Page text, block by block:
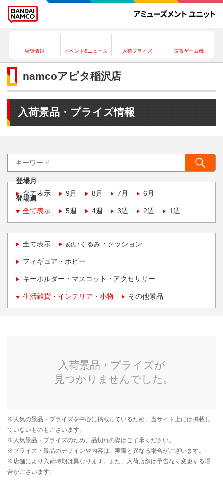
店舗情報 イベント&ニュース 入荷プライズ 設置ゲーム機
namcoアピタ稲沢店
入荷景品・プライズ情報
登場月
全て表示
9月 8月 7月 6月
登場週
全て表示
5週 4週 3週 2週 1週
全て表示 ぬいぐるみ・クッション
フィギュア・ホビー
キーホルダー・マスコット・アクセサリー
生活雑貨・インテリア・小物 その他景品